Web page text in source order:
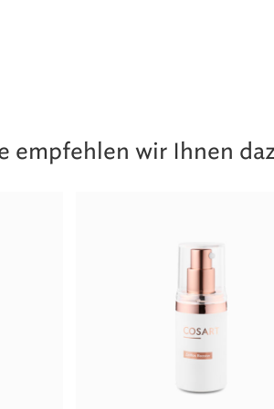
empfehlen wir Ihnen